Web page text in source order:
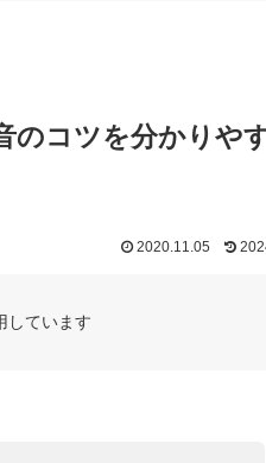
のコツを分かりや
2020.11.05
しています